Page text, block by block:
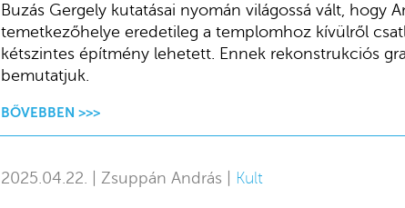
Buzás Gergely kutatásai nyomán világossá vált, hogy
temetkezőhelye eredetileg a templomhoz kívülről
kétszintes építmény lehetett. Ennek rekonstrukciós
bemutatjuk.
BŐVEBBEN >>>
2025.04.22. | Zsuppán András | Kult